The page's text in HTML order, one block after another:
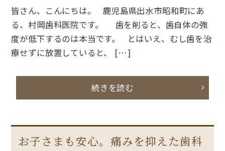
皆さん、こんにちは。 鹿児島県出水市昭和町にあ
る、村岡歯科医院です。 歯を削ると、歯自体の強
度が低下するのは本当です。 とはいえ、むし歯を治
療せずに放置していると、 […]
続きを読む
お子さまも安心。痛みを抑えた歯科